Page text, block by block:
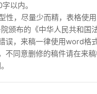
以内。
性，尽量少而精，表格使
颁布的《中华人民共和国
误，来稿一律使用word格
不同意删修的稿件请在来